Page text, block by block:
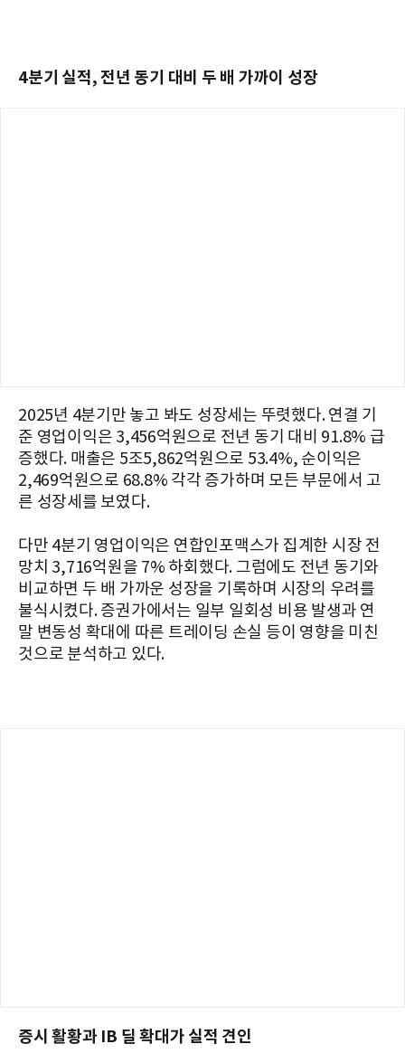
4분기 실적, 전년 동기 대비 두 배 가까이 성장
2025년 4분기만 놓고 봐도 성장세는 뚜렷했다. 연결 기
준 영업이익은 3,456억원으로 전년 동기 대비 91.8% 급
증했다. 매출은 5조5,862억원으로 53.4%, 순이익은
2,469억원으로 68.8% 각각 증가하며 모든 부문에서 고
른 성장세를 보였다.
다만 4분기 영업이익은 연합인포맥스가 집계한 시장 전
망치 3,716억원을 7% 하회했다. 그럼에도 전년 동기와
비교하면 두 배 가까운 성장을 기록하며 시장의 우려를
불식시켰다. 증권가에서는 일부 일회성 비용 발생과 연
말 변동성 확대에 따른 트레이딩 손실 등이 영향을 미친
것으로 분석하고 있다.
증시 활황과 IB 딜 확대가 실적 견인